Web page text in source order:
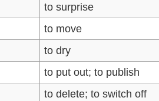
to surprise
to move
to dry
to put out; to publish
to delete; to switch off